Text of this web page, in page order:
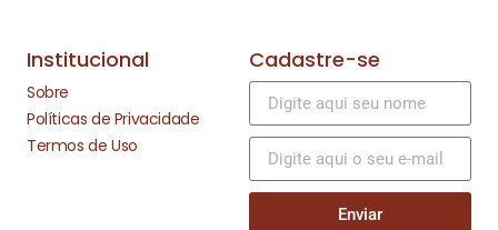
Institucional
Sobre
Políticas de Privacidade
Termos de Uso
Cadastre-se
Enviar